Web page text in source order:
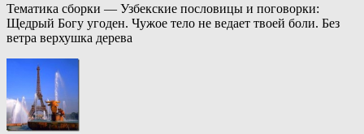
Тематика сборки — Узбекские пословицы и поговорки:
Щедрый Богу угоден. Чужое тело не ведает твоей боли. Без
ветра верхушка дерева